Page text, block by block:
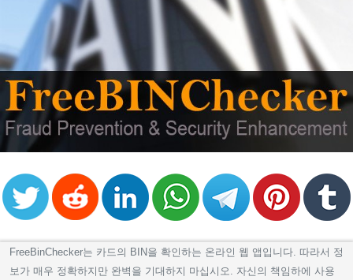
FreeBinChecker는 카드의 BIN을 확인하는 온라인 웹 앱입니다. 따라서 정
보가 매우 정확하지만 완벽을 기대하지 마십시오. 자신의 책임하에 사용